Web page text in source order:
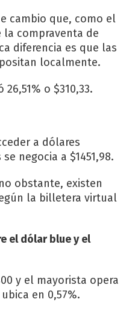
cambio que, como el
la compraventa de
diferencia es que las
localmente.
o $310,33.
a dólares
negocia a $1451,98.
obstante, existen
la billetera virtual
el dólar blue y el
y el mayorista opera
en 0,57%.